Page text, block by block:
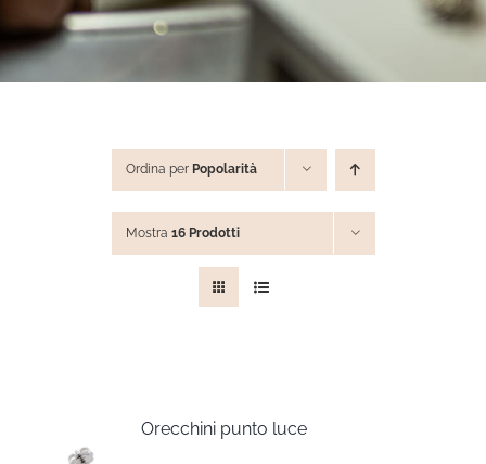
STEVE ANGELI
EXPERIENCE
BLOG
Ordina per Popolarità
Mostra 16 Prodotti
Orecchini punto luce